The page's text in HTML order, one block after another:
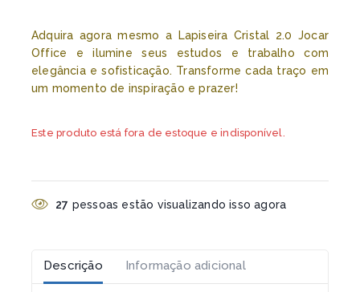
Adquira agora mesmo a Lapiseira Cristal 2.0 Jocar
Office e ilumine seus estudos e trabalho com
elegância e sofisticação. Transforme cada traço em
um momento de inspiração e prazer!
Este produto está fora de estoque e indisponível.
27 pessoas estão visualizando isso agora
Descrição Informação adicional